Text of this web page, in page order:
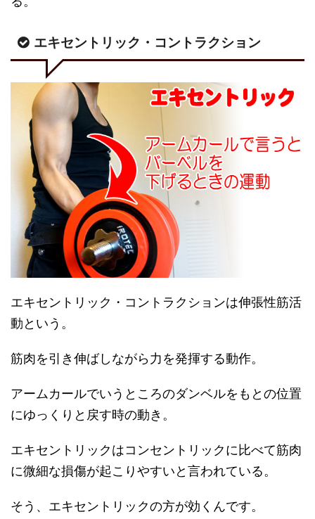
エキセントリック・コントラクション
エキセントリック・コントラクションは伸張性筋活
動という。
筋肉を引き伸ばしながら力を発揮する動作。
アームカールでいうところのダンベルをもとの位置
にゆっくりと戻す時の動き。
エキセントリックはコンセントリックに比べて筋肉
に微細な損傷が起こりやすいと言われている。
そう、エキセントリックの方が効くんです。